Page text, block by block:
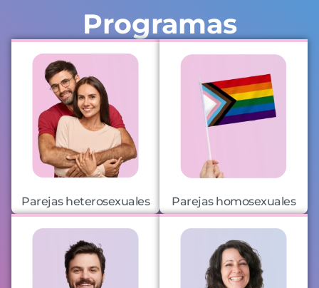
Programas
Parejas heterosexuales Parejas homosexuales